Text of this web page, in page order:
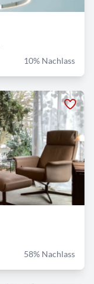
10% Nachlass
58% Nachlass